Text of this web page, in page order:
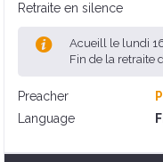
Retraite en silence
Acueill le lundi
Fin de la retraite
Preacher
Language